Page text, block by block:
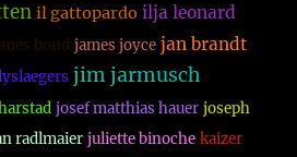
il gattopardo ilja leonard
bond james joyce jan brandt
jim jarmusch
josef matthias hauer joseph
radlmaier juliette binoche kaizer